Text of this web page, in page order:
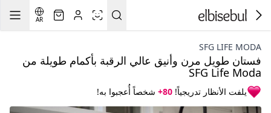
AR
SFG LIFE MODA
فستان طويل مرن وأنيق عالي الرقبة بأكمام طويلة من
SFG Life Moda
يلفت الأنظار تدريجياً! 80+ شخصاً أُعجبوا به!